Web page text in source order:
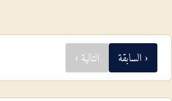
‹ السابقة التالية ›